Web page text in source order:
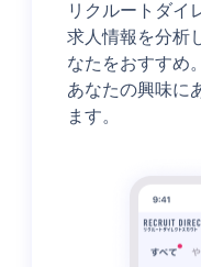
リクルートダイ
求人情報を分析
なたをおすすめ。
あなたの興味に
ます。